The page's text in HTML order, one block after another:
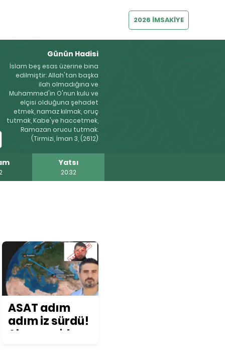
2026 İMSAKİYE
Günün Hadisi
İslam beş esas üzerine bina
edilmiştir: Allah'tan başka
ilah olmadığına ve
Muhammed'in O'nun kulu ve
elçisi olduğuna şehadet
etmek, namaz kılmak, oruç
tutmak, Kabe'ye haccetmek,
Ramazan orucu tutmak.
(Tirmizi, İman 3, (2612)
Yatsı
20:32
ASAT adım
adım iz sürdü!
Almanya'da